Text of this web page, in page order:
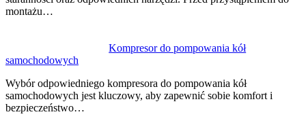
montażu…
Kompresor do pompowania kół
samochodowych
Wybór odpowiedniego kompresora do pompowania kół
samochodowych jest kluczowy, aby zapewnić sobie komfort i
bezpieczeństwo…